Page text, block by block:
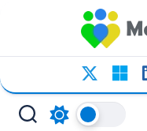
conteúdo